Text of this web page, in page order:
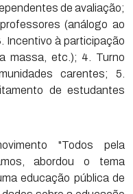
de avaliação;
(análogo ao
Incentivo à participação
massa, etc.); 4. Turno
carentes; 5.
de estudantes
"Todos pela
abordou o tema
educação pública de